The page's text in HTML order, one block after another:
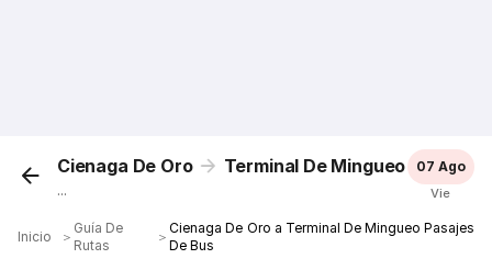
Cienaga De Oro Terminal De Mingueo
...
07 Ago
Vie
Inicio ＞
Guía De
Rutas
＞
Cienaga De Oro a Terminal De Mingueo Pasajes
De Bus